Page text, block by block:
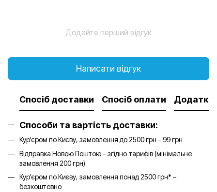
Додайте перший відгук
Написати відгук
Спосіб доставки Спосіб оплати
Способи та вартість доставки:
Кур'єром по Києву, замовлення до 2500 грн – 99 грн
Відправка Новою Поштою – згідно тарифів (мінімальне
замовлення 200 грн)
Кур'єром по Києву, замовлення понад 2500 грн* –
безкоштовно